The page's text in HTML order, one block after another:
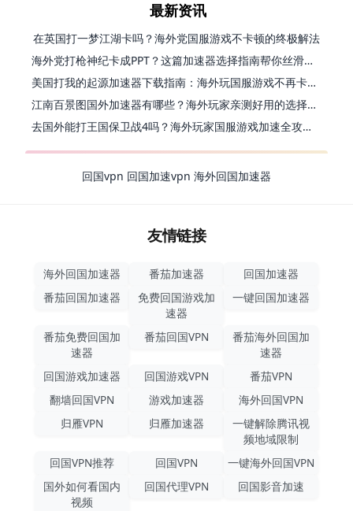
最新资讯
在英国打一梦江湖卡吗？海外党国服游戏不卡顿的终极解法
海外党打枪神纪卡成PPT？这篇加速器选择指南帮你丝滑上分
美国打我的起源加速器下载指南：海外玩国服游戏不再卡的终极方案
江南百景图国外加速器有哪些？海外玩家亲测好用的选择与避坑指南
去国外能打王国保卫战4吗？海外玩家国服游戏加速全攻略（附公主连结幻想江湖实测）
回国vpn 回国加速vpn 海外回国加速器
友情链接
海外回国加速器 番茄加速器
回国加速器
番茄回国加速器
免费回国游戏加
速器
一键回国加速器
番茄免费回国加
速器
番茄回国VPN
番茄海外回国加
速器
回国游戏加速器
回国游戏VPN
番茄VPN
翻墙回国VPN
游戏加速器
海外回国VPN
归雁VPN
归雁加速器
一键解除腾讯视
频地域限制
回国VPN推荐
回国VPN
一键海外回国VPN
国外如何看国内
视频
回国代理VPN 回国影音加速